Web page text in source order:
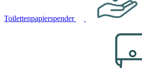
Toilettenpapierspender